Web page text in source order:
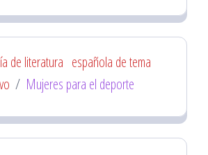
de literatura española de tema
/ Mujeres para el deporte